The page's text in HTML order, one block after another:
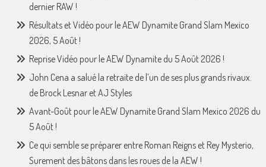
dernier RAW !
Résultats et Vidéo pour le AEW Dynamite Grand Slam Mexico
2026, 5 Août !
Reprise Vidéo pour le AEW Dynamite du 5 Août 2026 !
John Cena a salué la retraite de l’un de ses plus grands rivaux.
de Brock Lesnar et AJ Styles
Avant-Goût pour le AEW Dynamite Grand Slam Mexico 2026 du
5 Août !
Ce qui semble se préparer entre Roman Reigns et Rey Mysterio,
Surement des bâtons dans les roues de la AEW !